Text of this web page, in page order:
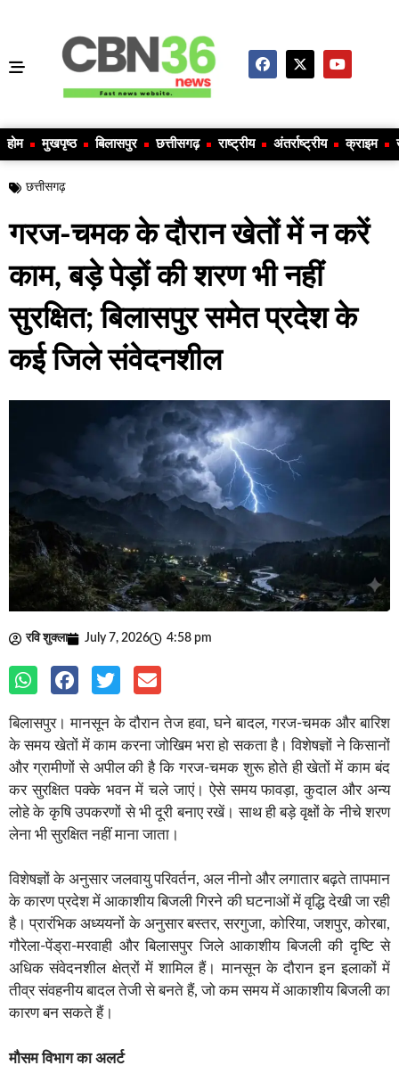
होम मुखपृष्ठ बिलासपुर छत्तीसगढ़ राष्ट्रीय अंतर्राष्ट्रीय क्राइम
छत्तीसगढ़
गरज-चमक के दौरान खेतों में न करें
काम, बड़े पेड़ों की शरण भी नहीं
सुरक्षित; बिलासपुर समेत प्रदेश के
कई जिले संवेदनशील
रवि शुक्ला July 7, 2026 4:58 pm
बिलासपुर। मानसून के दौरान तेज हवा, घने बादल, गरज-चमक और बारिश
के समय खेतों में काम करना जोखिम भरा हो सकता है। विशेषज्ञों ने किसानों
और ग्रामीणों से अपील की है कि गरज-चमक शुरू होते ही खेतों में काम बंद
कर सुरक्षित पक्के भवन में चले जाएं। ऐसे समय फावड़ा, कुदाल और अन्य
लोहे के कृषि उपकरणों से भी दूरी बनाए रखें। साथ ही बड़े वृक्षों के नीचे शरण
लेना भी सुरक्षित नहीं माना जाता।
विशेषज्ञों के अनुसार जलवायु परिवर्तन, अल नीनो और लगातार बढ़ते तापमान
के कारण प्रदेश में आकाशीय बिजली गिरने की घटनाओं में वृद्धि देखी जा रही
है। प्रारंभिक अध्ययनों के अनुसार बस्तर, सरगुजा, कोरिया, जशपुर, कोरबा,
गौरेला-पेंड्रा-मरवाही और बिलासपुर जिले आकाशीय बिजली की दृष्टि से
अधिक संवेदनशील क्षेत्रों में शामिल हैं। मानसून के दौरान इन इलाकों में
तीव्र संवहनीय बादल तेजी से बनते हैं, जो कम समय में आकाशीय बिजली का
कारण बन सकते हैं।
मौसम विभाग का अलर्ट